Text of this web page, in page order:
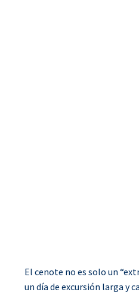
El cenote no es solo un
un día de excursión larga y